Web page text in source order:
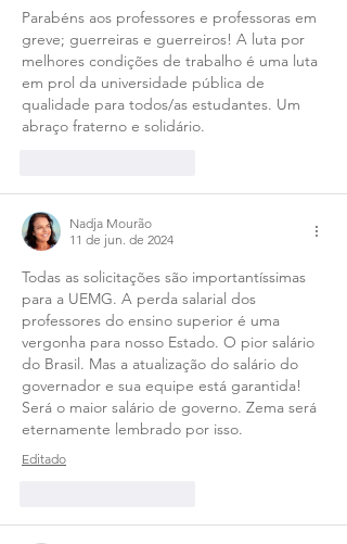
Parabéns aos professores e professoras em
greve; guerreiras e guerreiros! A luta por
melhores condições de trabalho é uma luta
em prol da universidade pública de
qualidade para todos/as estudantes. Um
abraço fraterno e solidário.
Nadja Mourão
11 de jun. de 2024
Todas as solicitações são importantíssimas
para a UEMG. A perda salarial dos
professores do ensino superior é uma
vergonha para nosso Estado. O pior salário
do Brasil. Mas a atualização do salário do
governador e sua equipe está garantida!
Será o maior salário de governo. Zema será
eternamente lembrado por isso.
Editado